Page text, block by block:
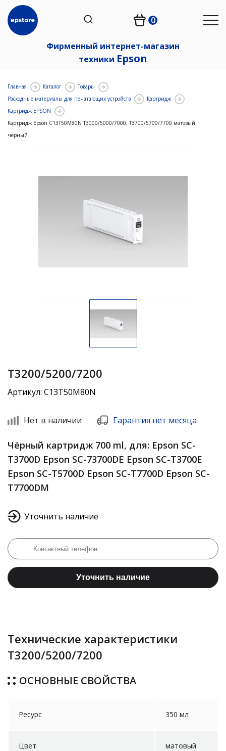
0
Фирменный интернет-магазин
техники Epson
Главная Каталог
Товары
Расходные материалы для печатающих устройств
Картридж
Картридж EPSON
Картридж Epson C13T50M80N T3000/5000/7000, Т3700/5700/7700 матовый
чёрный
Т3200/5200/7200
Артикул: C13T50M80N
Нет в наличии Гарантия нет месяца
Чёрный картридж 700 ml, для: Epson SC-
T3700D Epson SC-73700DE Epson SC-T3700E
Epson SC-T5700D Epson SC-T7700D Epson SC-
T7700DM
Уточнить наличие
Уточнить наличие
Технические характеристики
Т3200/5200/7200
ОСНОВНЫЕ СВОЙСТВА
Ресурс 350 мл
Цвет
матовый